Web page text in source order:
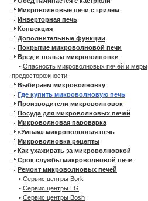
Микроволновые печи с грилем
Инверторная печь
Конвекция
Дополнительные функции
Покрытие микроволновой печи
Вред и польза микроволновки
• Опасность микроволновых печей и меры
предосторожности
Выбираем микроволновку
Где купить микроволновую печь
Производители микроволновок
Посуда для микроволновых печей
Микроволновая пароварка
«Умная» микроволновая печь
Микроволновка рецепты
Как ухаживать за микроволновкой
Срок службы микроволновой печи
Ремонт микроволновых печей
• Сервис центры Bork
• Сервис центры LG
• Сервис центры Bosh